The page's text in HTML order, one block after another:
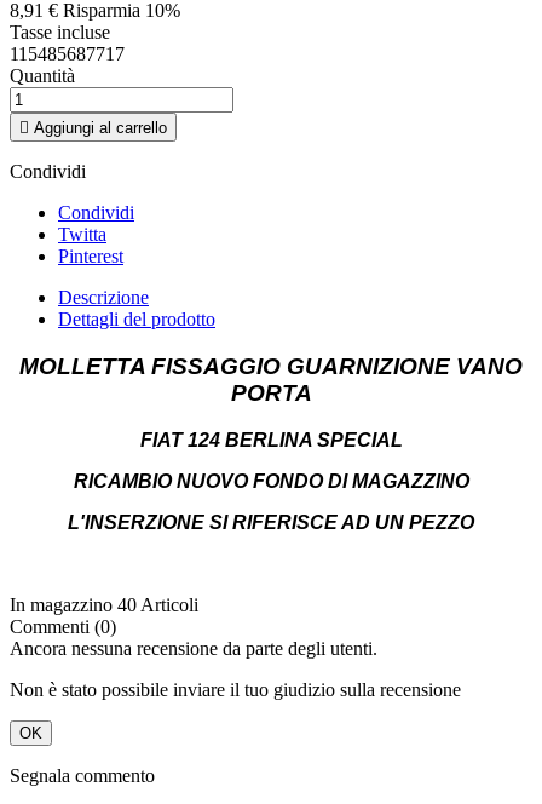
8,91 € Risparmia 10%
Tasse incluse
115485687717
Quantità
 Aggiungi al carrello
Condividi
Condividi
Twitta
Pinterest
Descrizione
Dettagli del prodotto
MOLLETTA FISSAGGIO GUARNIZIONE VANO
PORTA
FIAT 124 BERLINA SPECIAL
RICAMBIO NUOVO FONDO DI MAGAZZINO
L'INSERZIONE SI RIFERISCE AD UN PEZZO
In magazzino 40 Articoli
Commenti (0)
Ancora nessuna recensione da parte degli utenti.
Non è stato possibile inviare il tuo giudizio sulla recensione
OK
Segnala commento